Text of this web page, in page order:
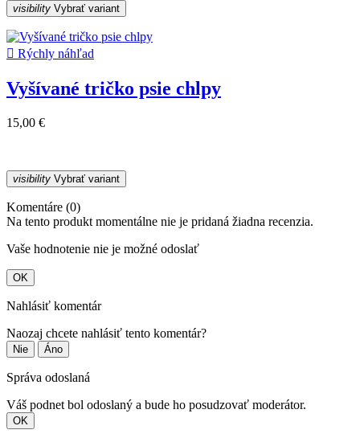
visibility Vybrať variant
 Rýchly náhľad
Vyšívané tričko psie chlpy
15,00 €
visibility Vybrať variant
Komentáre (0)
Na tento produkt momentálne nie je pridaná žiadna recenzia.
Vaše hodnotenie nie je možné odoslať
OK
Nahlásiť komentár
Naozaj chcete nahlásiť tento komentár?
Nie Áno
Správa odoslaná
Váš podnet bol odoslaný a bude ho posudzovať moderátor.
OK